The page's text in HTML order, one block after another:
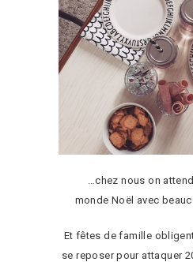
…chez nous on
monde Noël avec
Et fêtes de famille
se reposer pour attaquer